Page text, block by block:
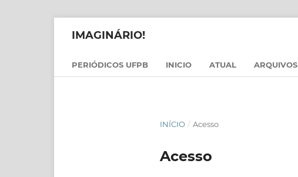
IMAGINÁRIO!
PERIÓDICOS UFPB INICIO ATUAL ARQUIVOS
INÍCIO / Acesso
Acesso